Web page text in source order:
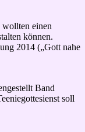
wollten einen
können.
2014 („Gott nahe
Band
soll